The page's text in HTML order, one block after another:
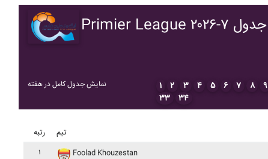
Primier League ۲۰۲۶-۷ جدول
نمایش جدول کامل در هفته ۱ ۲ ۳ ۴ ۵ ۶ ۷ ۸ ۹
۳۳
۳۴
رتبه تیم
۱ Foolad Khouzestan